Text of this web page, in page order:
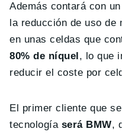
Además contará con
la reducción de uso
en unas celdas que
80% de níquel , lo que
reducir el coste por
El primer cliente que
tecnología será BMW,